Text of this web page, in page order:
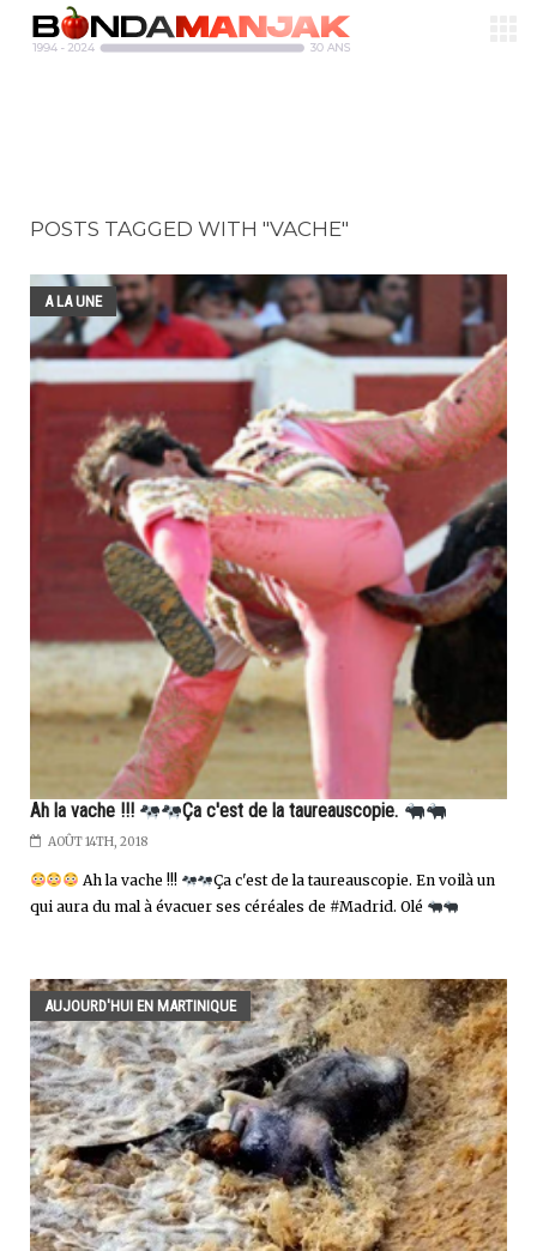
POSTS TAGGED WITH "VACHE"
A LA UNE
Ah la vache !!! Ça c'est de la taureauscopie.
AOÛT 14TH, 2018
Ah la vache !!!
Ça c'est de la taureauscopie. En voilà un
qui aura du mal à évacuer ses céréales de #Madrid. Olé
AUJOURD'HUI EN MARTINIQUE